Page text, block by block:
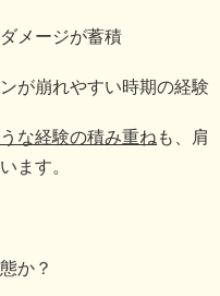
メージが蓄積
が崩れやすい時期の経験
な経験の積み重ね も、肩
ます。
か？